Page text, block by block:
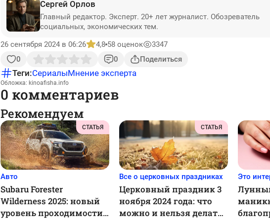
Сергей Орлов
Главный редактор. Эксперт. 20+ лет журналист. Обозреватель
социальных, экономических тем.
26 сентября 2024 в 06:26
4,8 58 оценок
3347
0
0 Поделиться
Теги:СериалыМнение эксперта
Обложка: kinoafisha.info
0 комментариев
Рекомендуем
СТАТЬЯ
Авто
Subaru Forester
Wilderness 2025: новый
уровень проходимости
СТАТЬЯ
Все о церковных праздниках
Церковный праздник 3
ноября 2024 года: что
можно и нельзя делать,
Это